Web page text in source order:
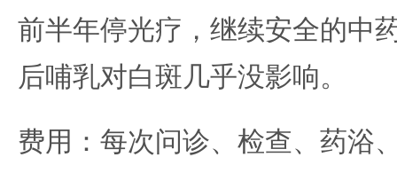
前半年停光疗，继续安全的中
后哺乳对白斑几乎没影响。
费用：每次问诊、检查、药浴